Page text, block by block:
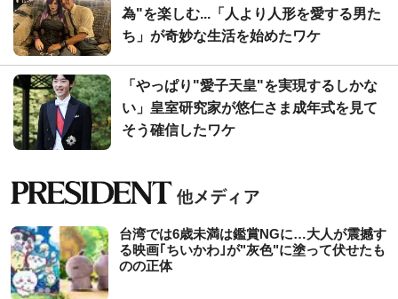
為"を楽しむ...「人より人形を愛する男た
ち」が奇妙な生活を始めたワケ
「やっぱり"愛子天皇"を実現するしかな
い」皇室研究家が悠仁さま成年式を見て
そう確信したワケ
台湾では6歳未満は鑑賞NGに…大人が震撼す
る映画｢ちいかわ｣が"灰色"に塗って伏せたも
のの正体